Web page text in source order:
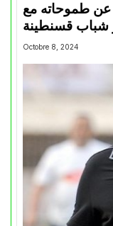
عن طموحاته مع
شباب قسنطينة
Octobre 8, 2024